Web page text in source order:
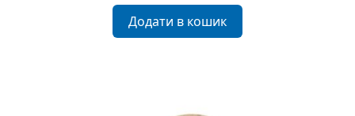
Додати в кошик